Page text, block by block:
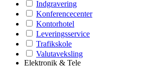
Indgravering
Konferencecenter
Kontorhotel
Leveringsservice
Trafikskole
Valutaveksling
Elektronik & Tele